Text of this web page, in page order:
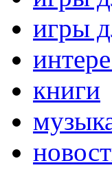
игры
книги